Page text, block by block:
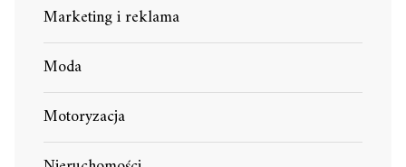
Marketing i reklama
Moda
Motoryzacja